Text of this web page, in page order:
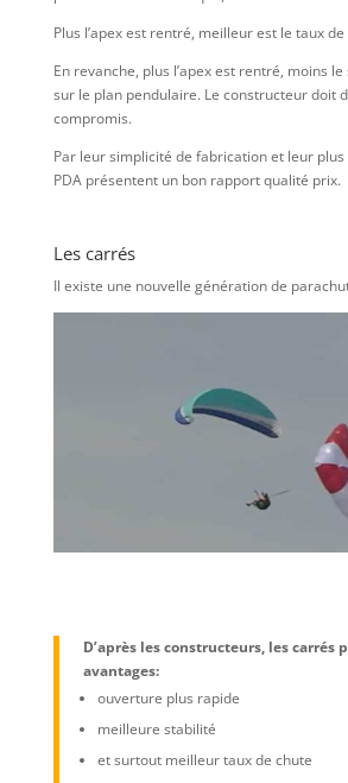
Plus l’apex est rentré, meilleur est le taux
En revanche, plus l’apex est rentré, moins
sur le plan pendulaire. Le constructeur doit
compromis.
Par leur simplicité de fabrication et leur
PDA présentent un bon rapport qualité prix.
Les carrés
Il existe une nouvelle génération de
D’après les constructeurs, les carrés
avantages:
ouverture plus rapide
meilleure stabilité
et surtout meilleur taux de chute